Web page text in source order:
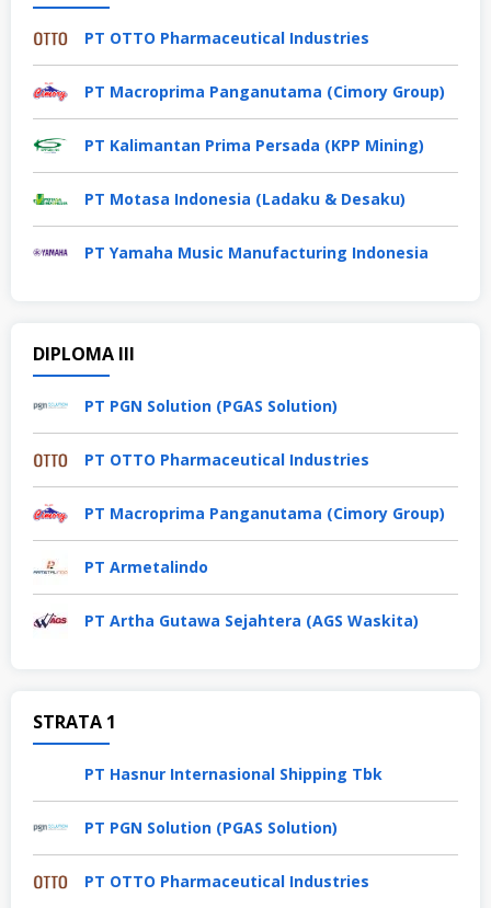
PT OTTO Pharmaceutical Industries
PT Macroprima Panganutama (Cimory Group)
PT Kalimantan Prima Persada (KPP Mining)
PT Motasa Indonesia (Ladaku & Desaku)
PT Yamaha Music Manufacturing Indonesia
DIPLOMA III
PT PGN Solution (PGAS Solution)
PT OTTO Pharmaceutical Industries
PT Macroprima Panganutama (Cimory Group)
PT Armetalindo
PT Artha Gutawa Sejahtera (AGS Waskita)
STRATA 1
PT Hasnur Internasional Shipping Tbk
PT PGN Solution (PGAS Solution)
PT OTTO Pharmaceutical Industries